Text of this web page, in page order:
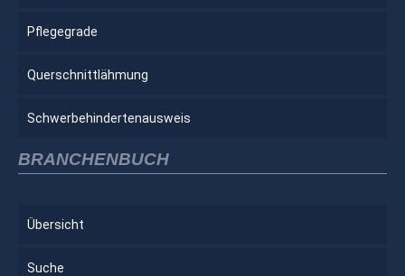
Pflegegrade
Querschnittlähmung
Schwerbehindertenausweis
BRANCHENBUCH
Übersicht
Suche